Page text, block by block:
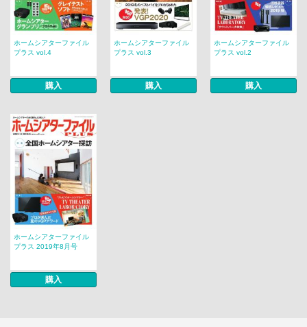
ホームシアターファイル
プラス vol.4
購入
ホームシアターファイル
プラス vol.3
購入
ホームシアターファイル
プラス vol.2
購入
ホームシアターファイル
プラス 2019年8月号
購入